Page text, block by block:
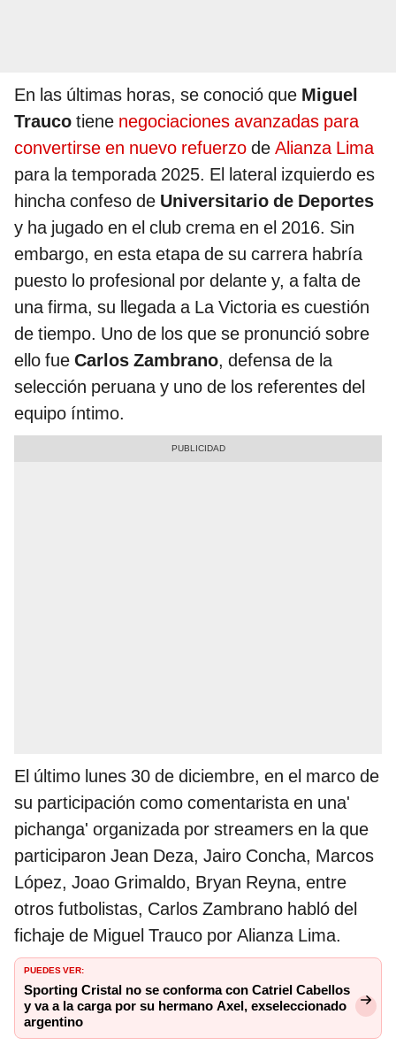
En las últimas horas, se conoció que Miguel
Trauco tiene negociaciones avanzadas para
convertirse en nuevo refuerzo de Alianza Lima
para la temporada 2025. El lateral izquierdo es
hincha confeso de Universitario de Deportes
y ha jugado en el club crema en el 2016. Sin
embargo, en esta etapa de su carrera habría
puesto lo profesional por delante y, a falta de
una firma, su llegada a La Victoria es cuestión
de tiempo. Uno de los que se pronunció sobre
ello fue Carlos Zambrano, defensa de la
selección peruana y uno de los referentes del
equipo íntimo.
El último lunes 30 de diciembre, en el marco de
su participación como comentarista en una'
pichanga' organizada por streamers en la que
participaron Jean Deza, Jairo Concha, Marcos
López, Joao Grimaldo, Bryan Reyna, entre
otros futbolistas, Carlos Zambrano habló del
fichaje de Miguel Trauco por Alianza Lima.
PUEDES VER:
Sporting Cristal no se conforma con Catriel Cabellos
y va a la carga por su hermano Axel, exseleccionado
argentino